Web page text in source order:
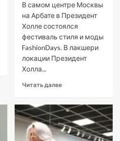
В самом центре Москвы
на Арбате в Президент
Холле состоялся
фестиваль стиля и моды
FashionDays. В лакшери
локации Президент
Холла...
Читать далее